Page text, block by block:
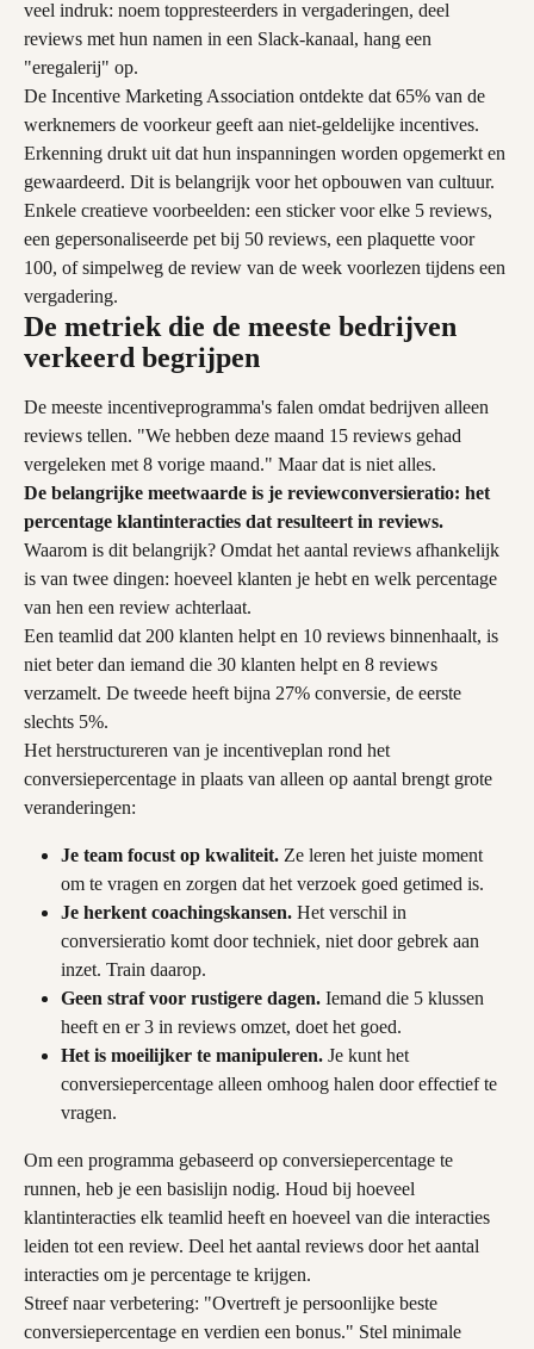
veel indruk: noem toppresteerders in vergaderingen, deel
reviews met hun namen in een Slack-kanaal, hang een
"eregalerij" op.
De Incentive Marketing Association ontdekte dat 65% van de
werknemers de voorkeur geeft aan niet-geldelijke incentives.
Erkenning drukt uit dat hun inspanningen worden opgemerkt en
gewaardeerd. Dit is belangrijk voor het opbouwen van cultuur.
Enkele creatieve voorbeelden: een sticker voor elke 5 reviews,
een gepersonaliseerde pet bij 50 reviews, een plaquette voor
100, of simpelweg de review van de week voorlezen tijdens een
vergadering.
De metriek die de meeste bedrijven
verkeerd begrijpen
De meeste incentiveprogramma's falen omdat bedrijven alleen
reviews tellen. "We hebben deze maand 15 reviews gehad
vergeleken met 8 vorige maand." Maar dat is niet alles.
De belangrijke meetwaarde is je reviewconversieratio: het
percentage klantinteracties dat resulteert in reviews.
Waarom is dit belangrijk? Omdat het aantal reviews afhankelijk
is van twee dingen: hoeveel klanten je hebt en welk percentage
van hen een review achterlaat.
Een teamlid dat 200 klanten helpt en 10 reviews binnenhaalt, is
niet beter dan iemand die 30 klanten helpt en 8 reviews
verzamelt. De tweede heeft bijna 27% conversie, de eerste
slechts 5%.
Het herstructureren van je incentiveplan rond het
conversiepercentage in plaats van alleen op aantal brengt grote
veranderingen:
Je team focust op kwaliteit. Ze leren het juiste moment
om te vragen en zorgen dat het verzoek goed getimed is.
Je herkent coachingskansen. Het verschil in
conversieratio komt door techniek, niet door gebrek aan
inzet. Train daarop.
Geen straf voor rustigere dagen. Iemand die 5 klussen
heeft en er 3 in reviews omzet, doet het goed.
Het is moeilijker te manipuleren. Je kunt het
conversiepercentage alleen omhoog halen door effectief te
vragen.
Om een programma gebaseerd op conversiepercentage te
runnen, heb je een basislijn nodig. Houd bij hoeveel
klantinteracties elk teamlid heeft en hoeveel van die interacties
leiden tot een review. Deel het aantal reviews door het aantal
interacties om je percentage te krijgen.
Streef naar verbetering: "Overtreft je persoonlijke beste
conversiepercentage en verdien een bonus." Stel minimale